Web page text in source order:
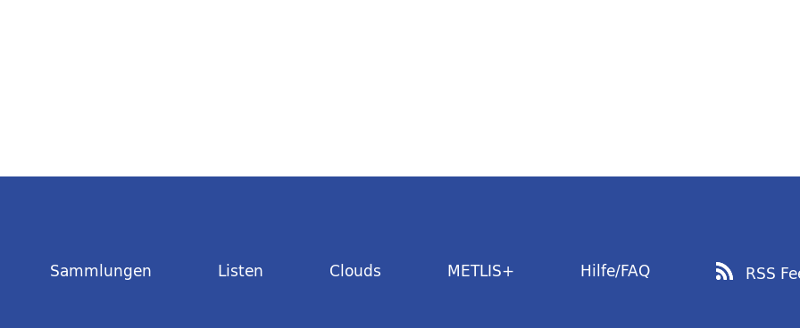
Sammlungen Listen Clouds METLIS+ Hilfe/FAQ RSS